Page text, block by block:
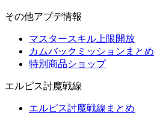
その他アプデ情報
マスタースキル上限開放
カムバックミッションまとめ
特別商品ショップ
エルピス討魔戦線
エルピス討魔戦線まとめ